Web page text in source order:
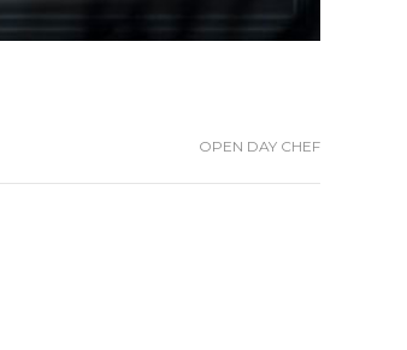
OPEN DAY CHEF